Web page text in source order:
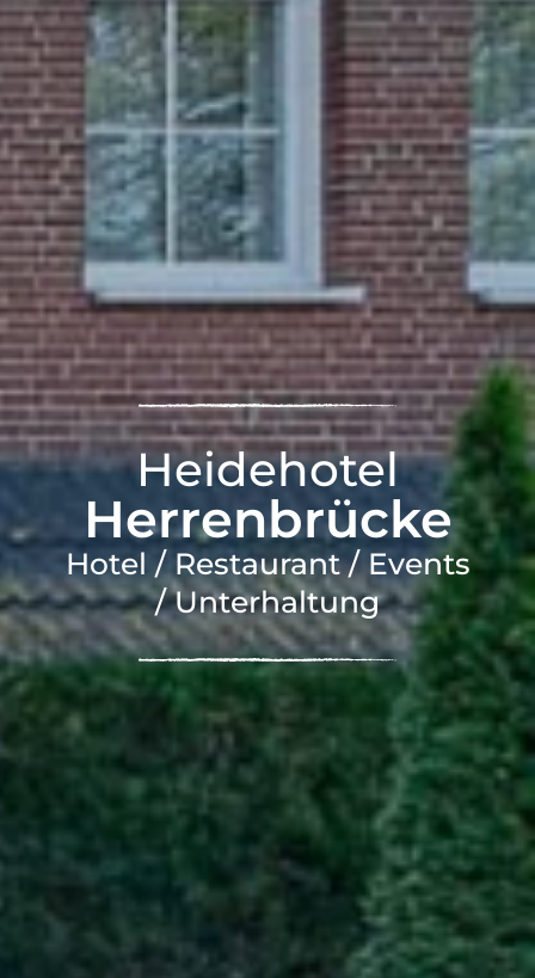
Heidehotel
Herrenbrücke
Hotel / Restaurant / Events
/ Unterhaltung